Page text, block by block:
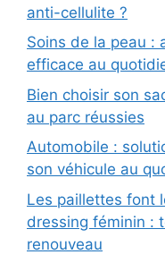
anti-cellulite ?
Soins de la peau :
efficace au
Bien choisir son
au parc réussies
Automobile :
son véhicule au
Les paillettes font
dressing féminin :
renouveau